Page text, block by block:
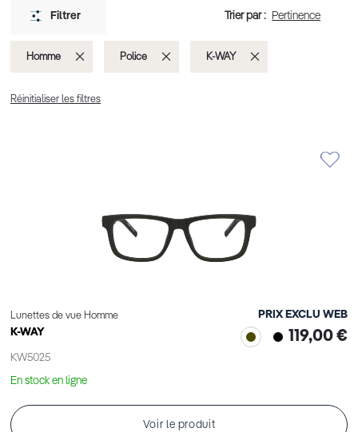
Lunettes de vue Homme
K-WAY
KW5025
PRIX EXCLU WEB
119,00 €
En stock en ligne
Voir le produit
Filtrer Trier par :
Homme SupprimerPolice SupprimerK-WAY
Réinitialiser les filtres